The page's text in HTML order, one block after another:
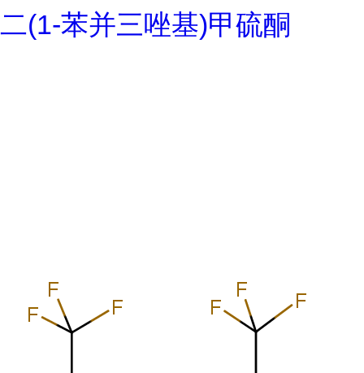
二(1-苯并三唑基)甲硫酮